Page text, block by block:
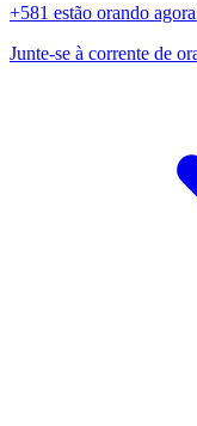
+581 estão orando
Junte-se à corrente de